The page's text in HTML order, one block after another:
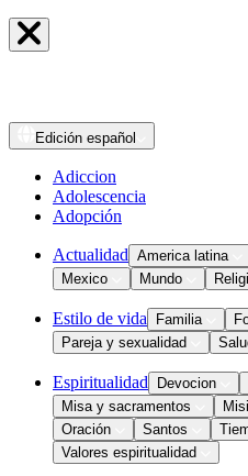
Edición español
Adiccion
Adolescencia
Adopción
Actualidad America latina
Mexico
Mundo
Estilo de vida Familia
Pareja y sexualidad
Espiritualidad Devocion
Misa y sacramentos
Oración
Santos
Valores espiritualidad